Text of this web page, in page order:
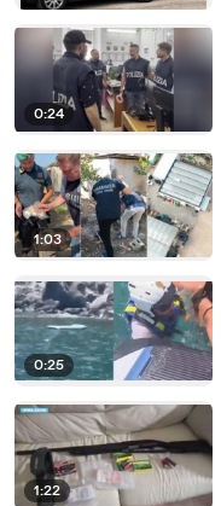
0:24
1:03
0:25
1:22